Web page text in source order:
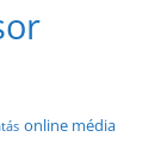
online média